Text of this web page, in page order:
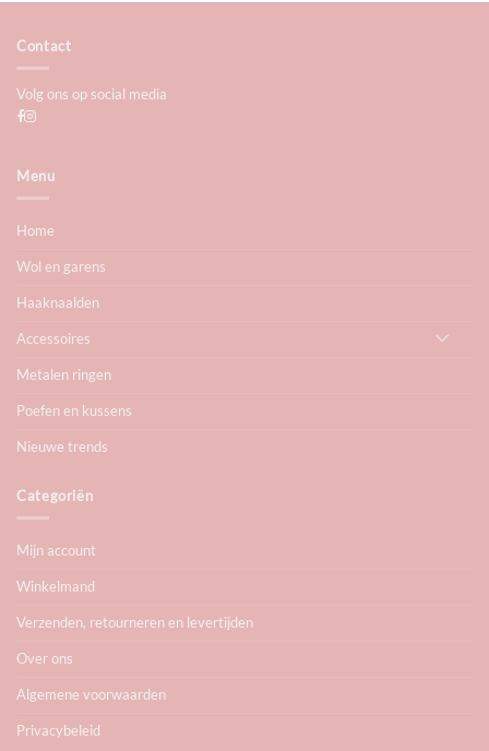
Contact
Volg ons op social media
Menu
Home
Wol en garens
Haaknaalden
Accessoires
Metalen ringen
Poefen en kussens
Nieuwe trends
Categoriën
Mijn account
Winkelmand
Verzenden, retourneren en levertijden
Over ons
Algemene voorwaarden
Privacybeleid